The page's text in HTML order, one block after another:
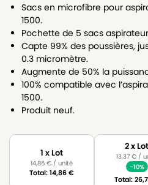
Sacs en microfibre pour
1500.
Pochette de 5 sacs
Capte 99% des poussières,
0.3 micromètre.
Augmente de 50% la
100% compatible avec
1500.
Produit neuf.
1 x Lot
14,86€ / unité
Total:14,86€
2 x Lot
13,37 €/
-10%
Total: